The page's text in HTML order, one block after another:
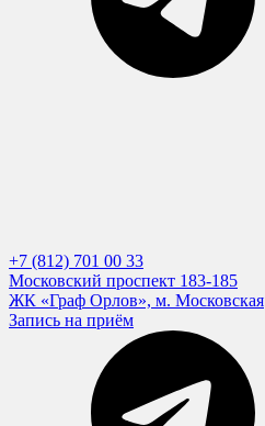
+7 (812) 701 00 33
Московский проспект 183-185
ЖК «Граф Орлов», м. Московская
Запись на приём